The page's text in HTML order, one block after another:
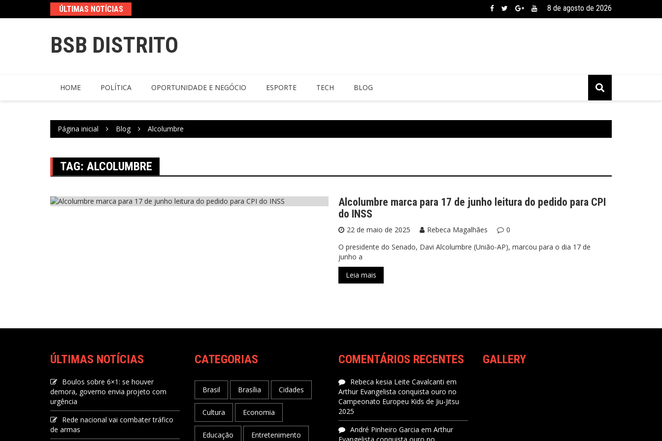
ÚLTIMAS NOTÍCIAS 8 de agosto de 2026
BSB DISTRITO
HOME POLÍTICA OPORTUNIDADE E NEGÓCIO ESPORTE TECH BLOG
Página inicial Blog Alcolumbre
TAG: ALCOLUMBRE
Alcolumbre marca para 17 de junho leitura do pedido para CPI
do INSS
22 de maio de 2025 Rebeca Magalhães
0
O presidente do Senado, Davi Alcolumbre (União-AP), marcou para o dia 17 de
junho a
Leia mais
ÚLTIMAS NOTÍCIAS
Boulos sobre 6×1: se houver
demora, governo envia projeto com
urgência
Rede nacional vai combater tráfico
de armas
CATEGORIAS
Brasil Brasília Cidades
Cultura Economia
Educação Entretenimento
COMENTÁRIOS RECENTES
Rebeca kesia Leite Cavalcanti em
Arthur Evangelista conquista ouro no
Campeonato Europeu Kids de Jiu-Jitsu
2025
André Pinheiro Garcia em Arthur
GALLERY